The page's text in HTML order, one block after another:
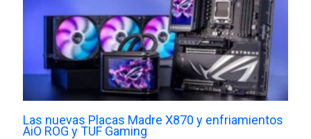
Las nuevas Placas Madre X870 y enfriamientos
AiO ROG y TUF Gaming